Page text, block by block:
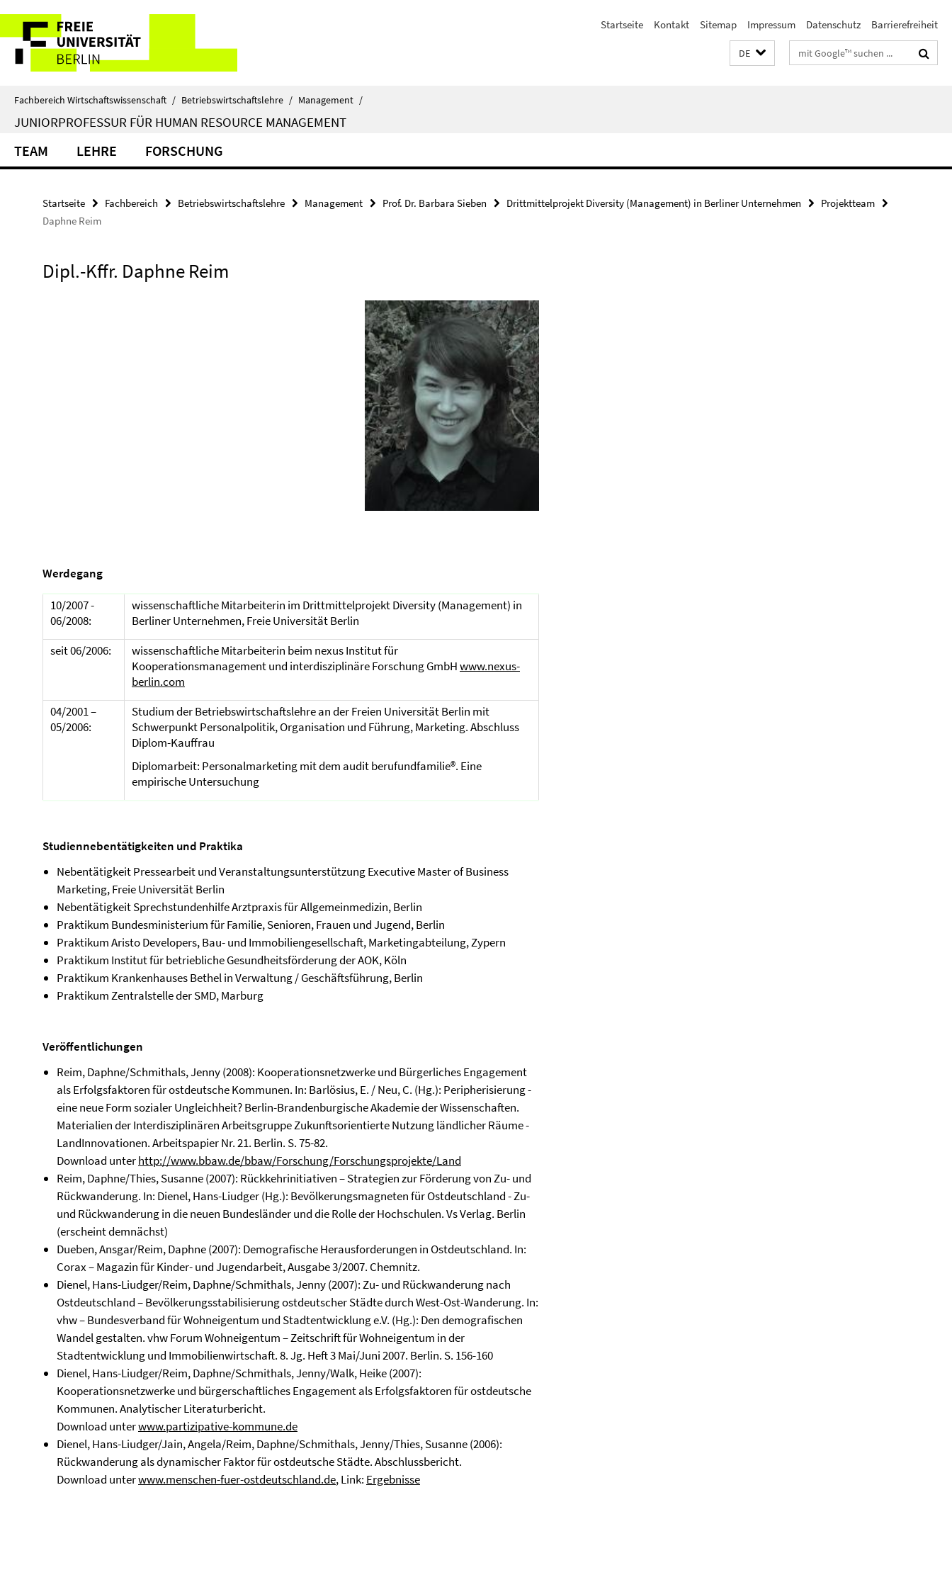
direkt
Inhalt
Service-
Navigation
Startseite Kontakt Sitemap Impressum Datenschutz Barrierefreiheit
DE Suchbegriffe
Fachbereich Wirtschaftswissenschaft / Betriebswirtschaftslehre / Management /
JUNIORPROFESSUR FÜR HUMAN RESOURCE MANAGEMENT
TEAM LEHRE FORSCHUNG
Startseite Fachbereich Betriebswirtschaftslehre Management Prof. Dr. Barbara Sieben Drittmittelprojekt Diversity (Management) in Berliner Unternehmen
Projektteam
Daphne Reim
Dipl.-Kffr. Daphne Reim
Werdegang
10/2007 -
06/2008:
wissenschaftliche Mitarbeiterin im Drittmittelprojekt Diversity (Management) in
Berliner Unternehmen, Freie Universität Berlin
seit 06/2006:
wissenschaftliche Mitarbeiterin beim nexus Institut für
Kooperationsmanagement und interdisziplinäre Forschung GmbHwww.nexus-
berlin.com
04/2001 –
05/2006:
Studium der Betriebswirtschaftslehre an der Freien Universität Berlin mit
Schwerpunkt Personalpolitik, Organisation und Führung, Marketing. Abschluss
Diplom-Kauffrau
Diplomarbeit: Personalmarketing mit dem audit berufundfamilie®. Eine
empirische Untersuchung
Studiennebentätigkeiten und Praktika
Nebentätigkeit Pressearbeit und Veranstaltungsunterstützung Executive Master of Business
Marketing, Freie Universität Berlin
Nebentätigkeit Sprechstundenhilfe Arztpraxis für Allgemeinmedizin, Berlin
Praktikum Bundesministerium für Familie, Senioren, Frauen und Jugend, Berlin
Praktikum Aristo Developers, Bau- und Immobiliengesellschaft, Marketingabteilung, Zypern
Praktikum Institut für betriebliche Gesundheitsförderung der AOK, Köln
Praktikum Krankenhauses Bethel in Verwaltung / Geschäftsführung, Berlin
Praktikum Zentralstelle der SMD, Marburg
Veröffentlichungen
Reim, Daphne/Schmithals, Jenny (2008): Kooperationsnetzwerke und Bürgerliches Engagement
als Erfolgsfaktoren für ostdeutsche Kommunen. In: Barlösius, E. / Neu, C. (Hg.): Peripherisierung -
eine neue Form sozialer Ungleichheit? Berlin-Brandenburgische Akademie der Wissenschaften.
Materialien der Interdisziplinären Arbeitsgruppe Zukunftsorientierte Nutzung ländlicher Räume -
LandInnovationen. Arbeitspapier Nr. 21. Berlin. S. 75-82.
Download unterhttp://www.bbaw.de/bbaw/Forschung/Forschungsprojekte/Land
Reim, Daphne/Thies, Susanne (2007): Rückkehrinitiativen – Strategien zur Förderung von Zu- und
Rückwanderung. In: Dienel, Hans-Liudger (Hg.): Bevölkerungsmagneten für Ostdeutschland - Zu-
und Rückwanderung in die neuen Bundesländer und die Rolle der Hochschulen. Vs Verlag. Berlin
(erscheint demnächst)
Dueben, Ansgar/Reim, Daphne (2007): Demografische Herausforderungen in Ostdeutschland. In:
Corax – Magazin für Kinder- und Jugendarbeit, Ausgabe 3/2007. Chemnitz.
Dienel, Hans-Liudger/Reim, Daphne/Schmithals, Jenny (2007): Zu- und Rückwanderung nach
Ostdeutschland – Bevölkerungsstabilisierung ostdeutscher Städte durch West-Ost-Wanderung. In:
vhw – Bundesverband für Wohneigentum und Stadtentwicklung e.V. (Hg.): Den demografischen
Wandel gestalten. vhw Forum Wohneigentum – Zeitschrift für Wohneigentum in der
Stadtentwicklung und Immobilienwirtschaft. 8. Jg. Heft 3 Mai/Juni 2007. Berlin. S. 156-160
Dienel, Hans-Liudger/Reim, Daphne/Schmithals, Jenny/Walk, Heike (2007):
Kooperationsnetzwerke und bürgerschaftliches Engagement als Erfolgsfaktoren für ostdeutsche
Kommunen. Analytischer Literaturbericht.
Download unterwww.partizipative-kommune.de
Dienel, Hans-Liudger/Jain, Angela/Reim, Daphne/Schmithals, Jenny/Thies, Susanne (2006):
Rückwanderung als dynamischer Faktor für ostdeutsche Städte. Abschlussbericht.
Download unterwww.menschen-fuer-ostdeutschland.de, Link: Ergebnisse